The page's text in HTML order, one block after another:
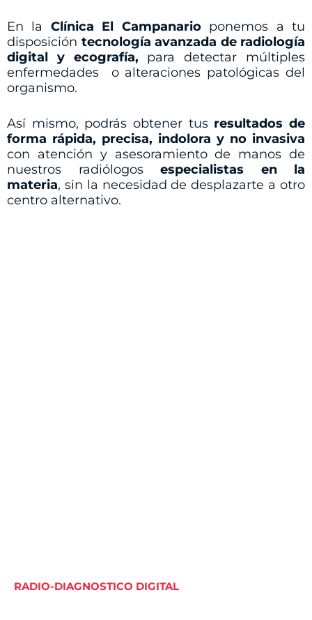
En la Clínica El Campanarioponemos a tu
disposición tecnología avanzada de radiología
digital y ecografía, para detectar múltiples
enfermedades o alteraciones patológicas del
organismo.
Así mismo, podrás obtener tus resultados de
forma rápida, precisa, indolora y no invasiva
con atención y asesoramiento de manos de
nuestros radiólogos especialistas en la
materia, sin la necesidad de desplazarte a otro
centro alternativo.
RADIO-DIAGNOSTICO DIGITAL